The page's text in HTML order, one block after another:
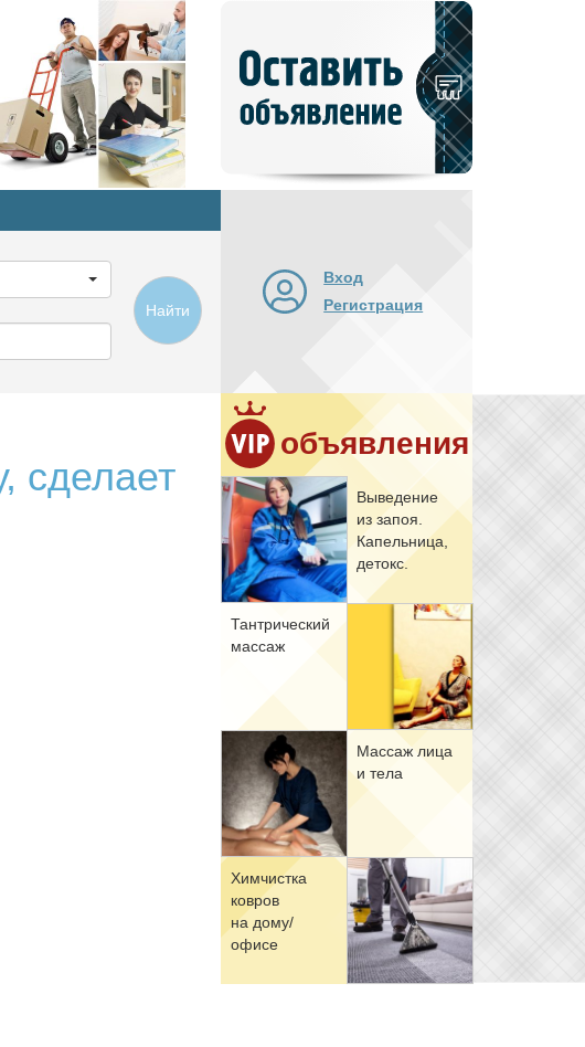
объявление
Найти
Вход
Регистрация
объявления
Вы­ве­де­ние
из за­поя.
Ка­пель­ни­ца,
де­токс.
Тан­три­че­ский
мас­саж
Мас­саж ли­ца
и те­ла
Хим­чист­ка
ков­ров
на до­му/
офи­се
сделает